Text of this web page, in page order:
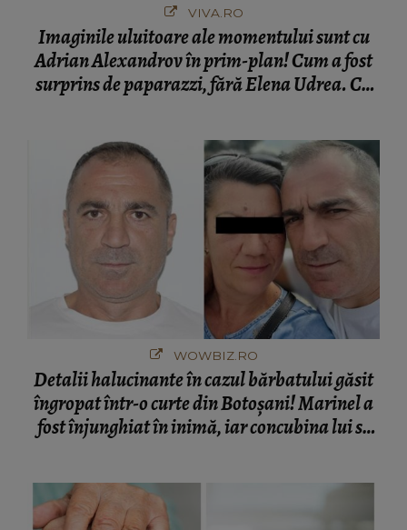
VIVA.RO
Imaginile uluitoare ale momentului sunt cu
Adrian Alexandrov în prim-plan! Cum a fost
surprins de paparazzi, fără Elena Udrea. Cu
WOWBIZ.RO
Detalii halucinante în cazul bărbatului găsit
îngropat într-o curte din Botoșani! Marinel a
fost înjunghiat în inimă, iar concubina lui se